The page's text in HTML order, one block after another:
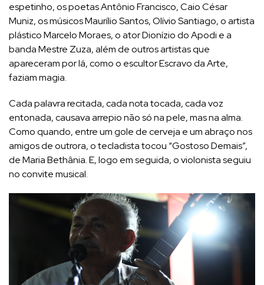
espetinho, os poetas Antônio Francisco, Caio César
Muniz, os músicos Maurílio Santos, Olívio Santiago, o artista
plástico Marcelo Moraes, o ator Dionízio do Apodi e a
banda Mestre Zuza, além de outros artistas que
apareceram por lá, como o escultor Escravo da Arte,
faziam magia.
Cada palavra recitada, cada nota tocada, cada voz
entonada, causava arrepio não só na pele, mas na alma.
Como quando, entre um gole de cerveja e um abraço nos
amigos de outrora, o tecladista tocou “Gostoso Demais”,
de Maria Bethânia. E, logo em seguida, o violonista seguiu
no convite musical.